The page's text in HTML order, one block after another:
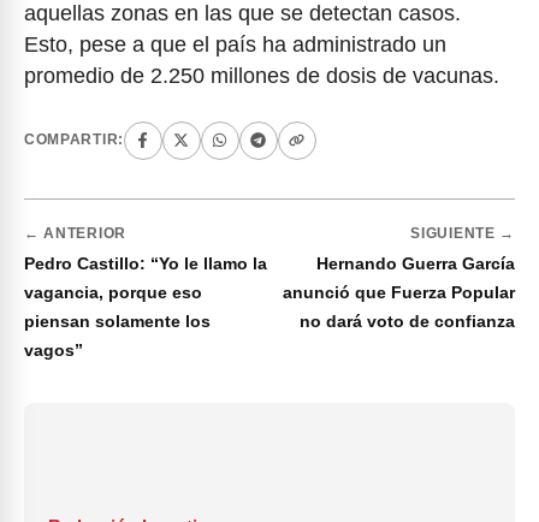
aquellas zonas en las que se detectan casos.
Esto, pese a que el país ha administrado un
promedio de 2.250 millones de dosis de vacunas.
COMPARTIR:
← ANTERIOR
Pedro Castillo: “Yo le llamo la
vagancia, porque eso
piensan solamente los
vagos”
SIGUIENTE →
Hernando Guerra García
anunció que Fuerza Popular
no dará voto de confianza